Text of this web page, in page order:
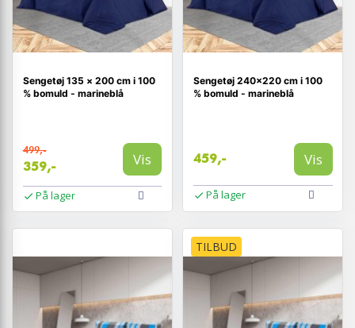
Sengetøj 135 × 200 cm i 100
% bomuld - marineblå
499,-
359,- Vis
På lager
Sengetøj 240×220 cm i 100
% bomuld - marineblå
459,- Vis
På lager
TILBUD